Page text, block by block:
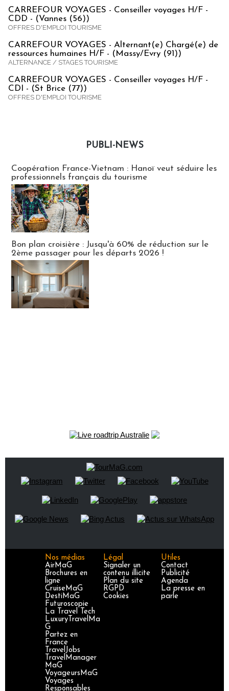
CARREFOUR VOYAGES - Conseiller voyages H/F -
CDD - (Vannes (56))
OFFRES D'EMPLOI TOURISME
CARREFOUR VOYAGES - Alternant(e) Chargé(e) de
ressources humaines H/F - (Massy/Evry (91))
ALTERNANCE / STAGES TOURISME
CARREFOUR VOYAGES - Conseiller voyages H/F -
CDI - (St Brice (77))
OFFRES D'EMPLOI TOURISME
PUBLI-NEWS
Coopération France-Vietnam : Hanoï veut séduire les
professionnels français du tourisme
Bon plan croisière : Jusqu'à 60% de réduction sur le
2ème passager pour les départs 2026 !
Nos médias
AirMaG
Brochures en
ligne
CruiseMaG
DestiMaG
Futuroscopie
La Travel Tech
LuxuryTravelMa
G
Partez en
France
TravelJobs
TravelManager
MaG
VoyageursMaG
Voyages
Responsables
Légal
Signaler un
contenu illicite
Plan du site
RGPD
Cookies
Utiles
Contact
Publicité
Agenda
La presse en
parle